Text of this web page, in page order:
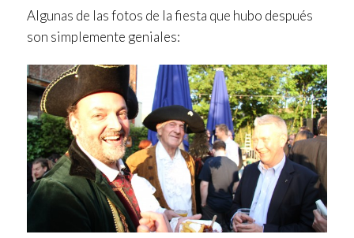
Algunas de las fotos de la fiesta que hubo después
son simplemente geniales: